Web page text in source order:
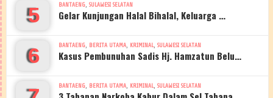
5 BANTAENG SULAWESI SELATAN
Gelar Kunjungan Halal Bihalal, Keluarga …
6 BANTAENG BERITA UTAMA KRIMINAL SULAWESI SELATAN
Kasus Pembunuhan Sadis Hj. Hamzatun Belu…
BANTAENG BERITA UTAMA KRIMINAL SULAWESI SELATAN